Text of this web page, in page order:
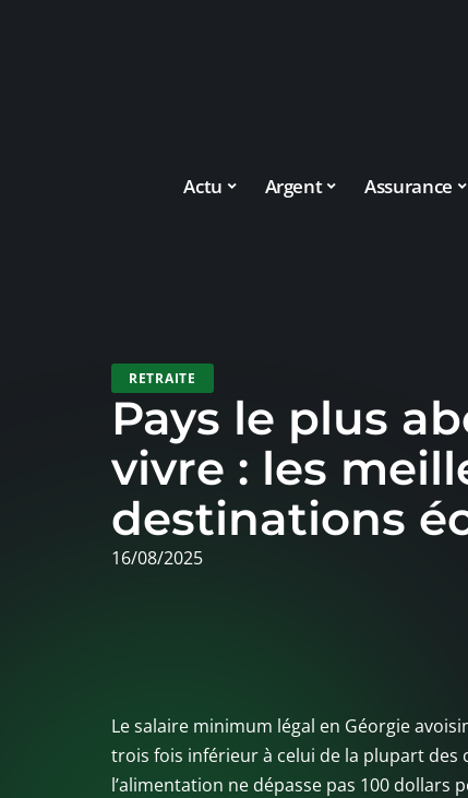
Actu Argent Assurance
RETRAITE
Pays le plus
vivre : les
destinations
16/08/2025
Le salaire minimum légal en Géorgie
trois fois inférieur à celui de la plupart des
l’alimentation ne dépasse pas 100 dollars